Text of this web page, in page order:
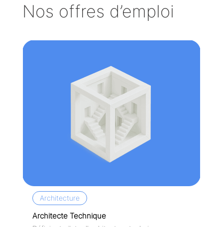
Nos offres d’emploi
Architecte Technique
Architecture